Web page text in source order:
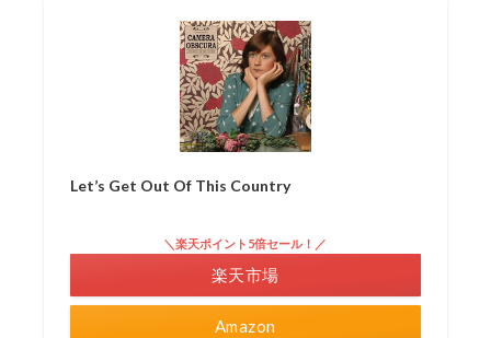
Let’s Get Out Of This Country
Amazon
＼楽天ポイント5倍セール！／
楽天市場